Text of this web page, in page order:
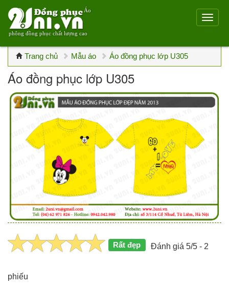
Áo
phông đồng phục chất lượng cao
Trang chủ Mẫu áo Áo đồng phục lớp U305
Áo đồng phục lớp U305
Rất đẹp Đánh giá 5/5 - 2
phiếu